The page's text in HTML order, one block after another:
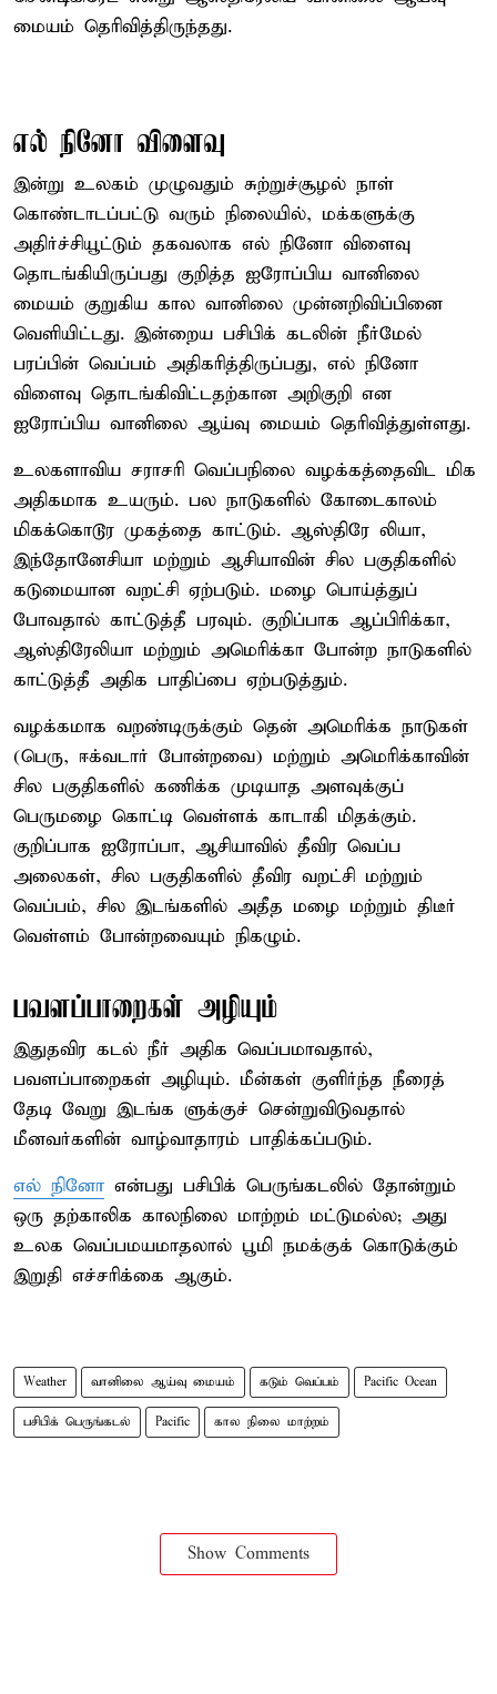
மையம் தெரிவித்திருந்தது.
எல் நினோ விளைவு
இன்று உலகம் முழுவதும் சுற்றுச்சூழல் நாள்
கொண்டாடப்பட்டு வரும் நிலையில், மக்களுக்கு
அதிர்ச்சியூட்டும் தகவலாக எல் நினோ விளைவு
தொடங்கியிருப்பது குறித்த ஐரோப்பிய வானிலை
மையம் குறுகிய கால வானிலை முன்னறிவிப்பினை
வெளியிட்டது. இன்றைய பசிபிக் கடலின் நீர்மேல்
பரப்பின் வெப்பம் அதிகரித்திருப்பது, எல் நினோ
விளைவு தொடங்கிவிட்டதற்கான அறிகுறி என
ஐரோப்பிய வானிலை ஆய்வு மையம் தெரிவித்துள்ளது.
உலகளாவிய சராசரி வெப்பநிலை வழக்கத்தைவிட மிக
அதிகமாக உயரும். பல நாடுகளில் கோடைகாலம்
மிகக்கொடூர முகத்தை காட்டும். ஆஸ்திரே லியா,
இந்தோனேசியா மற்றும் ஆசியாவின் சில பகுதிகளில்
கடுமையான வறட்சி ஏற்படும். மழை பொய்த்துப்
போவதால் காட்டுத்தீ பரவும். குறிப்பாக ஆப்பிரிக்கா,
ஆஸ்திரேலியா மற்றும் அமெரிக்கா போன்ற நாடுகளில்
காட்டுத்தீ அதிக பாதிப்பை ஏற்படுத்தும்.
வழக்கமாக வறண்டிருக்கும் தென் அமெரிக்க நாடுகள்
(பெரு, ஈக்வடார் போன்றவை) மற்றும் அமெரிக்காவின்
சில பகுதிகளில் கணிக்க முடியாத அளவுக்குப்
பெருமழை கொட்டி வெள்ளக் காடாகி மிதக்கும்.
குறிப்பாக ஐரோப்பா, ஆசியாவில் தீவிர வெப்ப
அலைகள், சில பகுதிகளில் தீவிர வறட்சி மற்றும்
வெப்பம், சில இடங்களில் அதீத மழை மற்றும் திடீர்
வெள்ளம் போன்றவையும் நிகழும்.
பவளப்பாறைகள் அழியும்
இதுதவிர கடல் நீர் அதிக வெப்பமாவதால்,
பவளப்பாறைகள் அழியும். மீன்கள் குளிர்ந்த நீரைத்
தேடி வேறு இடங்க ளுக்குச் சென்றுவிடுவதால்
மீனவர்களின் வாழ்வாதாரம் பாதிக்கப்படும்.
எல் நினோ என்பது பசிபிக் பெருங்கடலில் தோன்றும்
ஒரு தற்காலிக காலநிலை மாற்றம் மட்டுமல்ல; அது
உலக வெப்பமயமாதலால் பூமி நமக்குக் கொடுக்கும்
இறுதி எச்சரிக்கை ஆகும்.
Weather வானிலை ஆய்வு மையம் கடும் வெப்பம் Pacific Ocean
பசிபிக் பெருங்கடல் Pacific கால நிலை மாற்றம்
Show Comments